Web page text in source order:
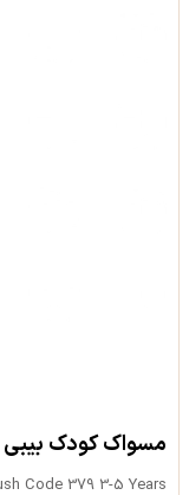
مسواک کودک بیبی لند کد 379
Code 379 3-5 Years